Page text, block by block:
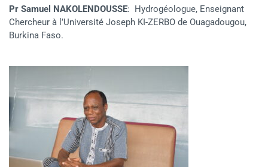
Pr Samuel NAKOLENDOUSSE: Hydrogéologue, Enseignant
Chercheur à l’Université Joseph KI-ZERBO de Ouagadougou,
Burkina Faso.